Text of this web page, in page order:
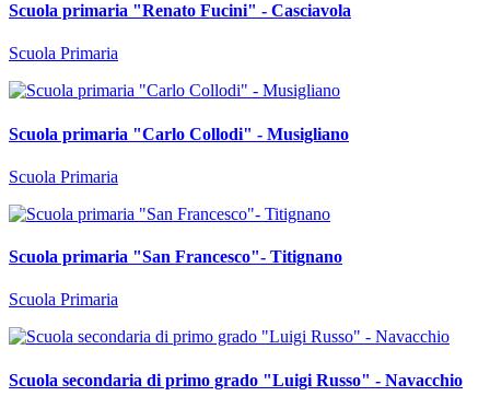
Scuola primaria "Renato Fucini" - Casciavola
Scuola Primaria
Scuola primaria "Carlo Collodi" - Musigliano
Scuola Primaria
Scuola primaria "San Francesco"- Titignano
Scuola Primaria
Scuola secondaria di primo grado "Luigi Russo" - Navacchio